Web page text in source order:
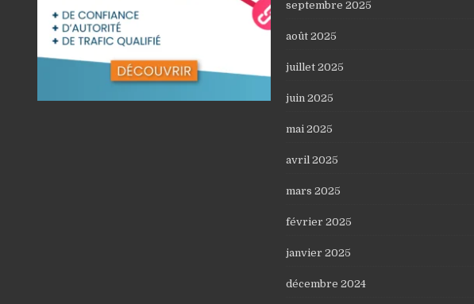
septembre 2025
août 2025
juillet 2025
juin 2025
mai 2025
avril 2025
mars 2025
février 2025
janvier 2025
décembre 2024